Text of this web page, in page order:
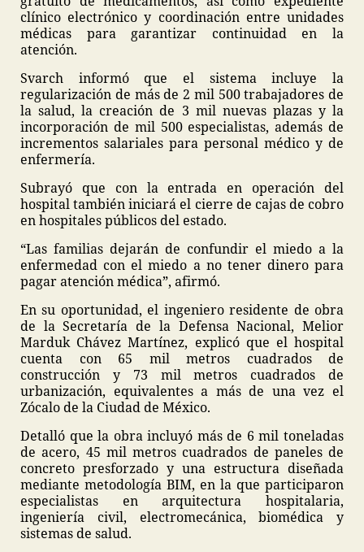
clínico electrónico y coordinación entre unidades
médicas para garantizar continuidad en la
atención.
Svarch informó que el sistema incluye la
regularización de más de 2 mil 500 trabajadores de
la salud, la creación de 3 mil nuevas plazas y la
incorporación de mil 500 especialistas, además de
incrementos salariales para personal médico y de
enfermería.
Subrayó que con la entrada en operación del
hospital también iniciará el cierre de cajas de cobro
en hospitales públicos del estado.
“Las familias dejarán de confundir el miedo a la
enfermedad con el miedo a no tener dinero para
pagar atención médica”, afirmó.
En su oportunidad, el ingeniero residente de obra
de la Secretaría de la Defensa Nacional, Melior
Marduk Chávez Martínez, explicó que el hospital
cuenta con 65 mil metros cuadrados de
construcción y 73 mil metros cuadrados de
urbanización, equivalentes a más de una vez el
Zócalo de la Ciudad de México.
Detalló que la obra incluyó más de 6 mil toneladas
de acero, 45 mil metros cuadrados de paneles de
concreto presforzado y una estructura diseñada
mediante metodología BIM, en la que participaron
especialistas en arquitectura hospitalaria,
ingeniería civil, electromecánica, biomédica y
sistemas de salud.